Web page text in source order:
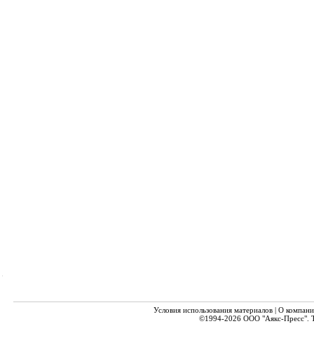
Условия использования материалов| О
©1994-2026 ООО "Аякс-Пресс".